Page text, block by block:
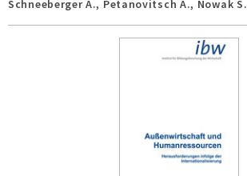
Schneeberger A., Petanovitsch A., Nowak S.